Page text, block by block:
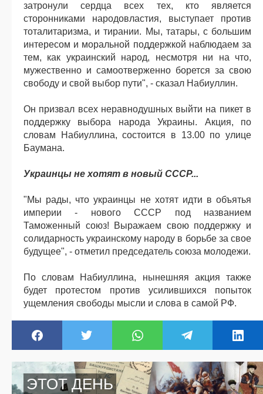
затронули сердца всех тех, кто является
сторонниками народовластия, выступает против
тоталитаризма, и тирании. Мы, татары, с большим
интересом и моральной поддержкой наблюдаем за
тем, как украинский народ, несмотря ни на что,
мужественно и самоотверженно борется за свою
свободу и свой выбор пути", - сказал Набиуллин.
Он призвал всех неравнодушных выйти на пикет в
поддержку выбора народа Украины. Акция, по
словам Набиуллина, состоится в 13.00 по улице
Баумана.
Украинцы не хотят в новый СССР...
"Мы рады, что украинцы не хотят идти в объятья
империи - нового СССР под названием
Таможенный союз! Выражаем свою поддержку и
солидарность украинскому народу в борьбе за свое
будущее", - отметил председатель союза молодежи.
По словам Набиуллина, нынешняя акция также
будет протестом против усилившихся попыток
ущемления свободы мысли и слова в самой РФ.
ЭТОТ ДЕНЬ